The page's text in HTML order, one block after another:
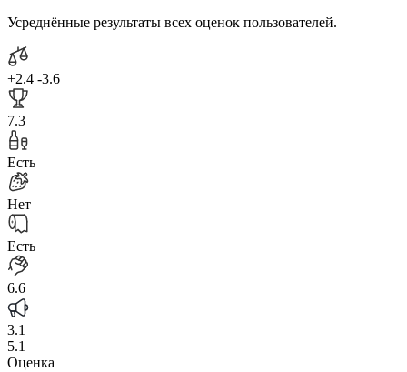
Усреднённые результаты всех оценок пользователей.
+2.4 -3.6
7.3
Есть
Нет
Есть
6.6
3.1
5.1
Оценка